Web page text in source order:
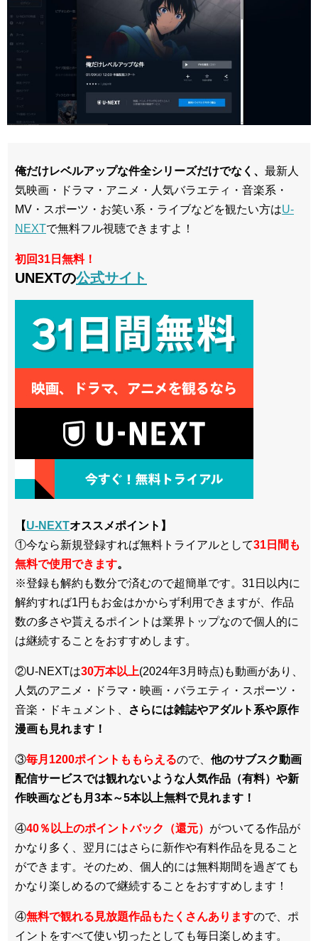
俺だけレベルアップな件全シリーズだけでなく、 最新人
気映画・ドラマ・アニメ・人気バラエティ・音楽系・
MV・スポーツ・お笑い系・ライブなどを観たい方はU-
NEXTで無料フル視聴できますよ！
初回31日無料！
UNEXTの公式サイト
【U-NEXTオススメポイント】
①今なら新規登録すれば無料トライアルとして31日間も
無料で使用できます。
※登録も解約も数分で済むので超簡単です。31日以内に
解約すれば1円もお金はかからず利用できますが、作品
数の多さや貰えるポイントは業界トップなので個人的に
は継続することをおすすめします。
②U-NEXTは30万本以上(2024年3月時点)も動画があり、
人気のアニメ・ドラマ・映画・バラエティ・スポーツ・
音楽・ドキュメント、
さらには雑誌やアダルト系や原作
漫画も見れます！
③毎月1200ポイントももらえるので、 他のサブスク動画
配信サービスでは観れないような人気作品（有料）や新
作映画なども月3本～5本以上無料で見れます！
④40％以上のポイントバック（還元） がついてる作品が
かなり多く、翌月にはさらに新作や有料作品を見ること
ができます。そのため、個人的には無料期間を過ぎても
かなり楽しめるので継続することをおすすめします！
④無料で観れる見放題作品もたくさんありますので、ポ
イントをすべて使い切ったとしても毎日楽しめます。